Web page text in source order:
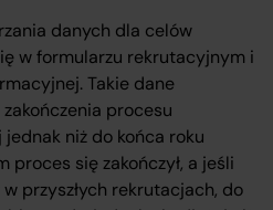
danych dla celów
w formularzu rekrutacyjnym i
Takie dane
procesu
niż do końca roku
proces się zakończył, a jeśli
w przyszłych rekrutacjach, do